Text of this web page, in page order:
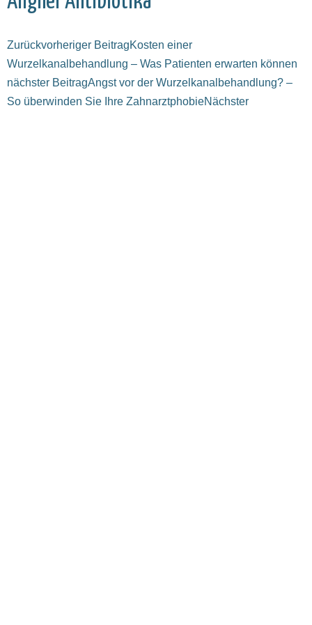
Zurückvorheriger BeitragKosten einer
Wurzelkanalbehandlung – Was Patienten erwarten können
nächster BeitragAngst vor der Wurzelkanalbehandlung? –
So überwinden Sie Ihre ZahnarztphobieNächster